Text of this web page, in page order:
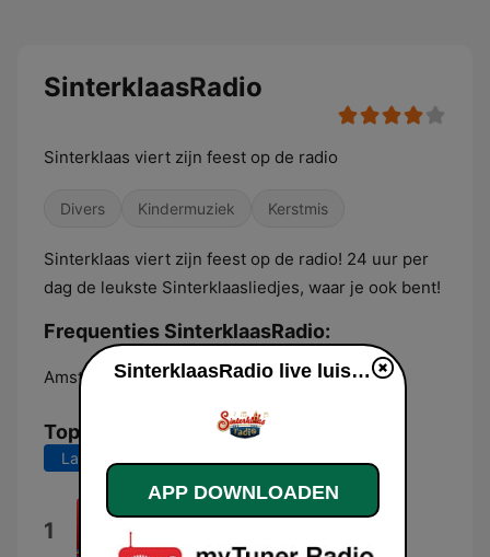
SinterklaasRadio
Sinterklaas viert zijn feest op de radio
Divers Kindermuziek Kerstmis
Sinterklaas viert zijn feest op de radio! 24 uur per
dag de leukste Sinterklaasliedjes, waar je ook bent!
Frequenties SinterklaasRadio:
Amsterdam: Online
Top nummers
Laatste 7 dagen
1 De Zak Van Sinterklaas
De Club van Sinterklaas
SinterklaasRadio live luisteren
APP DOWNLOADEN